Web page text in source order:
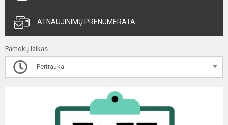
ATNAUJINIMŲ PRENUMERATA
Pamokų laikas
Pertrauka